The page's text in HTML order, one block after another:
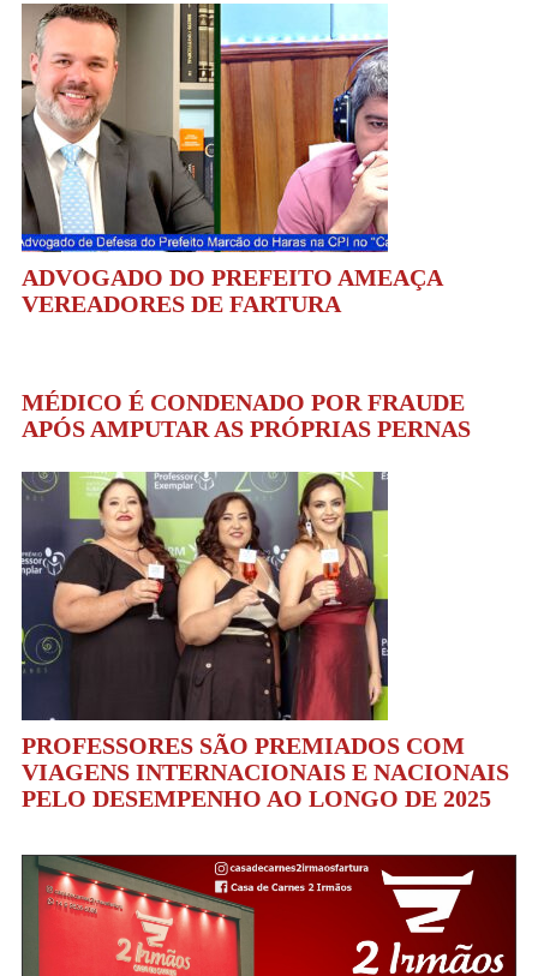
ADVOGADO DO PREFEITO AMEAÇA
VEREADORES DE FARTURA
MÉDICO É CONDENADO POR FRAUDE
APÓS AMPUTAR AS PRÓPRIAS PERNAS
PROFESSORES SÃO PREMIADOS COM
VIAGENS INTERNACIONAIS E NACIONAIS
PELO DESEMPENHO AO LONGO DE 2025